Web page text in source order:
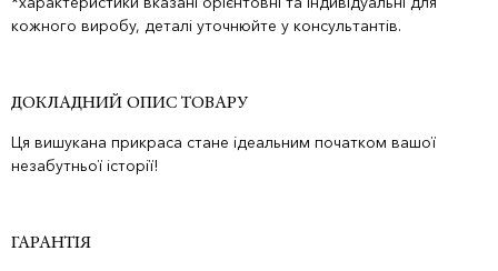
кожного виробу, деталі уточнюйте у консультантів.
ДОКЛАДНИЙ ОПИС ТОВАРУ
Ця вишукана прикраса стане ідеальним початком вашої
незабутньої історії!
ГАРАНТІЯ